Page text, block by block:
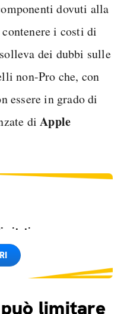
dovuti alla
i costi di
dei dubbi sulle
non-Pro che, con
essere in grado di
diApple
limitare